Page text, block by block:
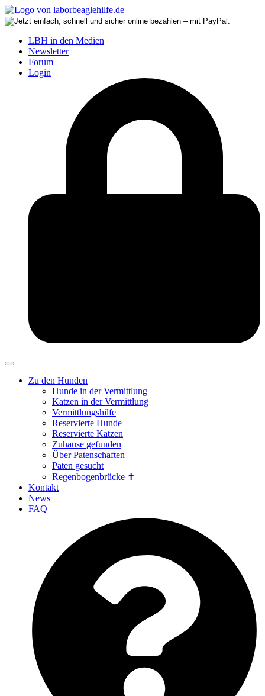
LBH in den Medien
Newsletter
Forum
Login
Zu den Hunden
Hunde in der Vermittlung
Katzen in der Vermittlung
Vermittlungshilfe
Reservierte Hunde
Reservierte Katzen
Zuhause gefunden
Über Patenschaften
Paten gesucht
Regenbogenbrücke ✝
Kontakt
News
FAQ